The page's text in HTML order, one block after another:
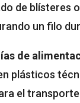
de blísteres
un filo
de
plásticos
el